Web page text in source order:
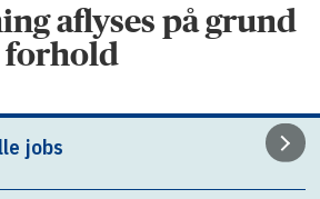
aflyses på grund
forhold
jobs